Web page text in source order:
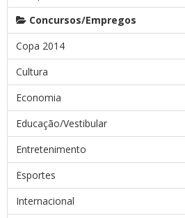
Concursos/Empregos
Copa 2014
Cultura
Economia
Educação/Vestibular
Entretenimento
Esportes
Internacional